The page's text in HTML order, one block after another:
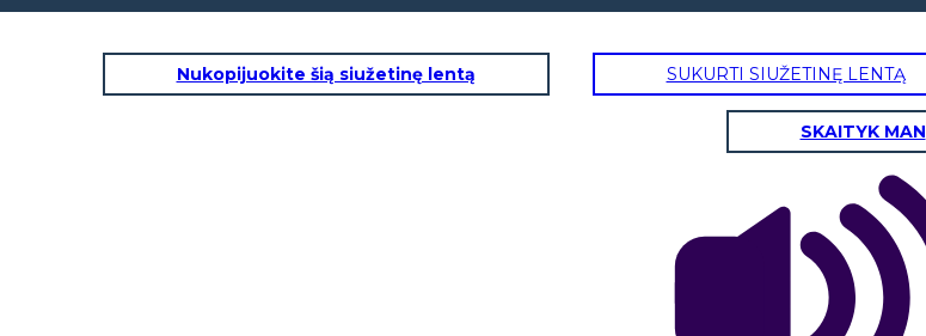
Nukopijuokite šią siužetinę lentą SUKURTI SIUŽETINĘ LENTĄ
SKAITYK MAN